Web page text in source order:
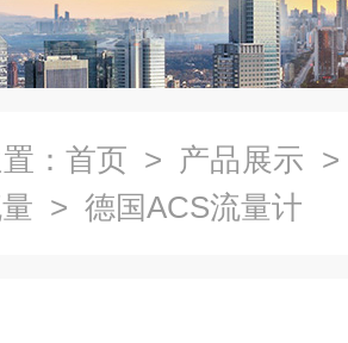
： 首页 > 产品展示
> 德国ACS流量计